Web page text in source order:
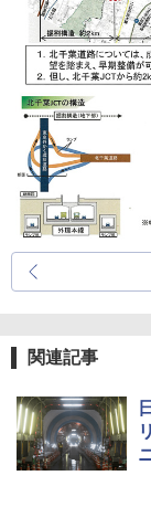
関連記事